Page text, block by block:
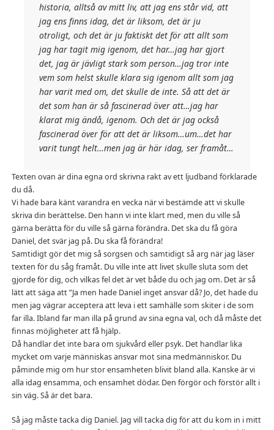
historia, alltså av mitt liv, att jag ens står vid, att
jag ens finns idag, det är liksom, det är ju
otroligt, och det är ju faktiskt det för att allt som
jag har tagit mig igenom, det har…jag har gjort
det, jag är jävligt stark som person…jag tror inte
vem som helst skulle klara sig igenom allt som jag
har varit med om, det skulle de inte. Så att det är
det som han är så fascinerad över att…jag har
klarat mig ändå, igenom. Och det är jag också
fascinerad över för att det är liksom…um…det har
varit tungt helt…men jag är här idag, ser framåt…
Texten ovan är dina egna ord skrivna rakt av ett ljudband förklarade
du då.
Vi hade bara känt varandra en vecka när vi bestämde att vi skulle
skriva din berättelse. Den hann vi inte klart med, men du ville så
gärna berätta för du ville så gärna förändra. Det ska du få göra
Daniel, det svär jag på. Du ska få förändra!
Samtidigt gör det mig så sorgsen och samtidigt så arg när jag läser
texten för du såg framåt. Du ville inte att livet skulle sluta som det
gjorde för dig, och vilkas fel det är vet både du och jag om. Det är så
lätt att säga att ”Ja men hade Daniel inget ansvar då? Jo, det hade du
men jag vägrar acceptera att leva i ett samhälle som skiter i de som
far illa. Ibland far man illa på grund av sina egna val, och då måste det
finnas möjligheter att få hjälp.
Då handlar det inte bara om sjukvård eller psyk. Det handlar lika
mycket om varje människas ansvar mot sina medmänniskor. Du
påminde mig om hur stor ensamheten blivit bland alla. Kanske är vi
alla idag ensamma, och ensamhet dödar. Den förgör och förstör allt i
sin väg. Så är det bara.
Så jag måste tacka dig Daniel. Jag vill tacka dig för att du kom in i mitt